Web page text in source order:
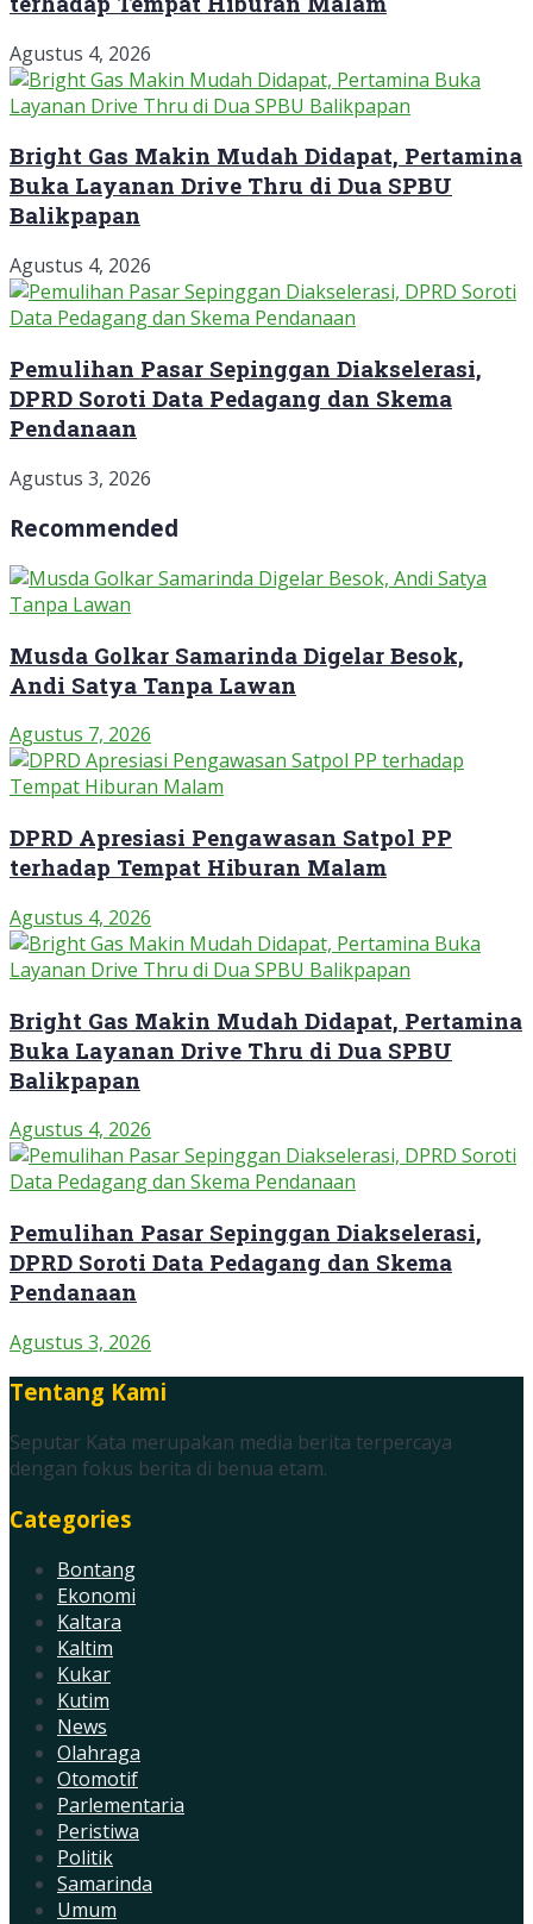
Agustus 4, 2026
Bright Gas Makin Mudah Didapat, Pertamina
Buka Layanan Drive Thru di Dua SPBU
Balikpapan
Agustus 4, 2026
Pemulihan Pasar Sepinggan Diakselerasi,
DPRD Soroti Data Pedagang dan Skema
Pendanaan
Agustus 3, 2026
Recommended
Musda Golkar Samarinda Digelar Besok,
Andi Satya Tanpa Lawan
Agustus 7, 2026
DPRD Apresiasi Pengawasan Satpol PP
terhadap Tempat Hiburan Malam
Agustus 4, 2026
Bright Gas Makin Mudah Didapat, Pertamina
Buka Layanan Drive Thru di Dua SPBU
Balikpapan
Agustus 4, 2026
Pemulihan Pasar Sepinggan Diakselerasi,
DPRD Soroti Data Pedagang dan Skema
Pendanaan
Agustus 3, 2026
Tentang Kami
Seputar Kata merupakan media berita terpercaya
dengan fokus berita di benua etam.
Categories
Bontang
Ekonomi
Kaltara
Kaltim
Kukar
Kutim
News
Olahraga
Otomotif
Parlementaria
Peristiwa
Politik
Samarinda
Umum